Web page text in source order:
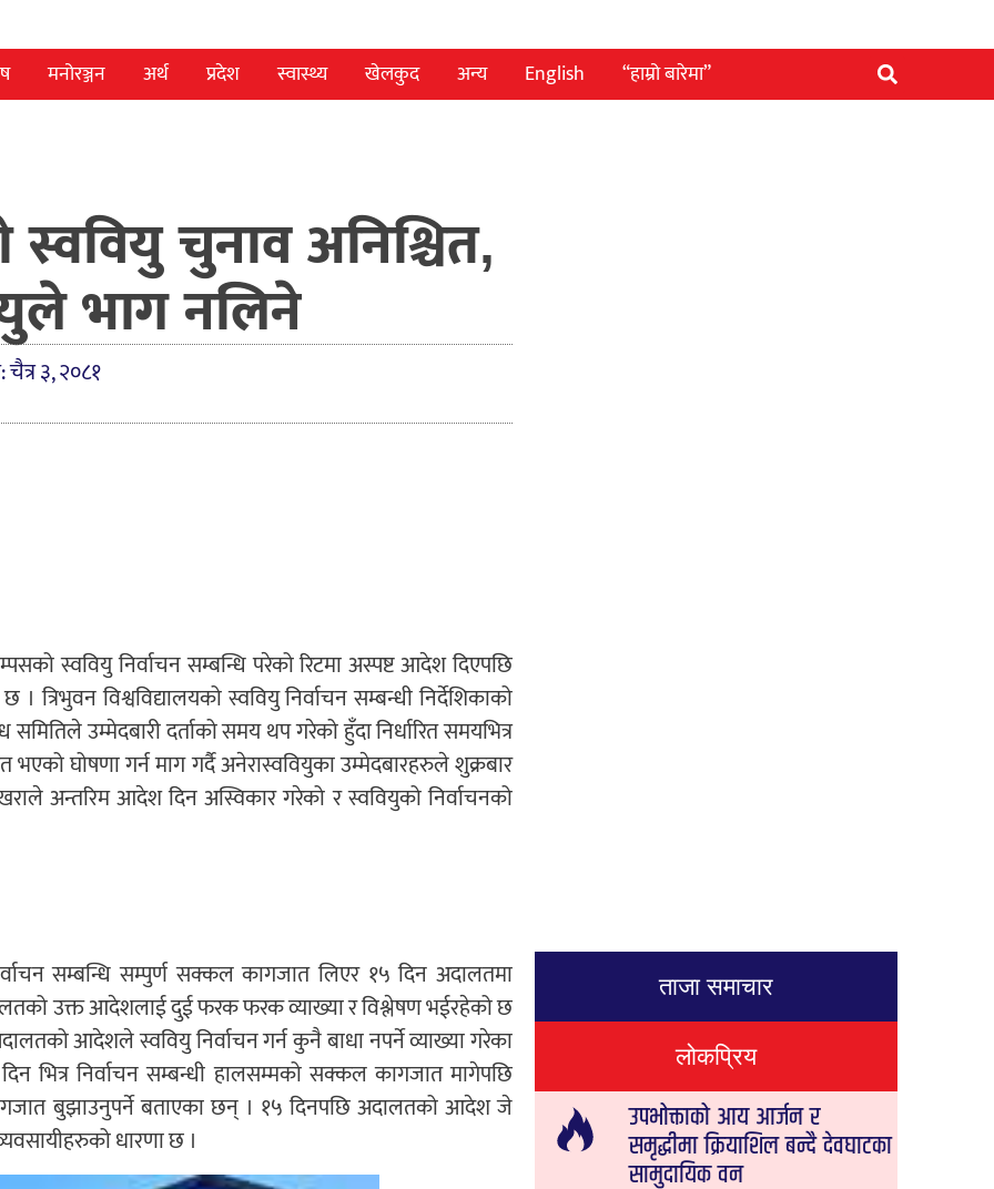
मनोरञ्जन अर्थ प्रदेश स्वास्थ्य खेलकुद अन्य English “हाम्रो बारेमा”
चुनाव अनिश्चित,
भाग नलिने
चैत्र ३, २०८१
स्ववियु निर्वाचन सम्बन्धि परेको रिटमा अस्पष्ट आदेश दिएपछि
विश्वविद्यालयको स्ववियु निर्वाचन सम्बन्धी निर्देशिकाको
उम्मेदबारी दर्ताको समय थप गरेको हुँदा निर्धारित समयभित्र
भएको घोषणा गर्न माग गर्दै अनेरास्ववियुका उम्मेदबारहरुले शुक्रबार
अन्तरिम आदेश दिन अस्विकार गरेको र स्ववियुको निर्वाचनको
सम्बन्धि सम्पुर्ण सक्कल कागजात लिएर १५ दिन अदालतमा
उक्त आदेशलाई दुई फरक फरक व्याख्या र विश्लेषण भईरहेको छ
आदेशले स्ववियु निर्वाचन गर्न कुनै बाधा नपर्ने व्याख्या गरेका
निर्वाचन सम्बन्धी हालसम्मको सक्कल कागजात मागेपछि
बुझाउनुपर्ने बताएका छन् । १५ दिनपछि अदालतको आदेश जे
धारणा छ ।
ताजा समाचार
लोकप्रिय
उपभोक्ताको आय आर्जन र
समृद्धीमा क्रियाशिल बन्दै देवघाटका
सामुदायिक वन